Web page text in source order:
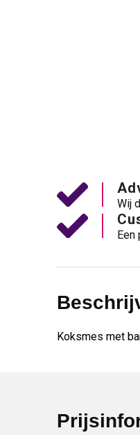
Wij
Een
Koksmes met